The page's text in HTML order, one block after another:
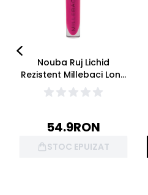
Nouba Ruj Lichid
Rezistent Millebaci Long
Lasting Lip Cream 15
6ml
54.9RON
STOC EPUIZAT